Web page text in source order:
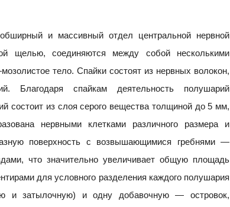
и массивный отдел центральной нервной
щелью, соединяются между собой несколькими
тело. Спайки состоят из нервных волокон,
Благодаря спайкам деятельность полушарий
состоит из слоя серого вещества толщиной до 5 мм,
нервными клетками различного размера и
поверхность с возвышающимися гребнями —
что значительно увеличивает общую площадь
для условного разделения каждого полушария
и затылочную) и одну добавочную — островок,